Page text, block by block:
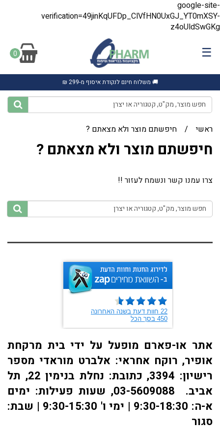
google-site-
verification=49jinKqUFDp_ClVfHN0UxGJ_YT0mXSY-
z4oUldSwGKg
☰
0
🚚 משלוח חינם לנקודת איסוף מ-299 ₪
ראשי / חיפשתם מוצר ולא מצאתם ?
חיפשתם מוצר ולא מצאתם ?
צרו עמנו קשר ונשמח לעזור !!
אתר או-פארם מופעל על ידי בית מרקחת
אופיר, רוקח אחראי: אלברט מוראדי מספר
רישיון: 3394, כתובת: ​נחלת בנימין 22, תל
אביב. 03-5609088, שעות פעילות: ימים
א-ה: 9:30-18:30 | ימי ו' 9:30-15:30 | שבת:
סגור